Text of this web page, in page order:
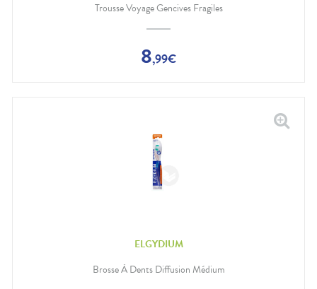
Trousse Voyage Gencives Fragiles
8,99€
ELGYDIUM
Brosse À Dents Diffusion Médium